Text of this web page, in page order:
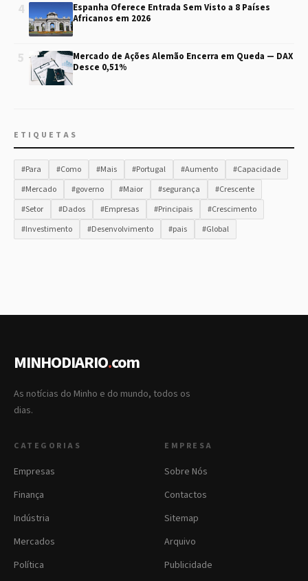
4
Espanha Oferece Entrada Sem Visto a 8 Países
Africanos em 2026
5
Mercado de Ações Alemão Encerra em Queda — DAX
Desce 0,51%
ETIQUETAS
#Para #Como #Mais #Portugal #Aumento
#Capacidade
#Mercado
#governo #Maior #segurança
#Crescente
#Setor
#Dados #Empresas #Principais
#Crescimento
#Investimento
#Desenvolvimento #pais #Global
MINHODIARIO.com
As notícias do Minho e do mundo, todos os
dias.
CATEGORIAS
Empresas
Finança
Indústria
Mercados
Política
EMPRESA
Sobre Nós
Contactos
Sitemap
Arquivo
Publicidade